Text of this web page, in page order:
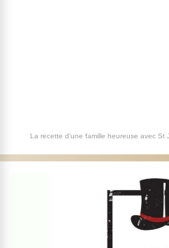
La recette d'une famille heureuse avec St